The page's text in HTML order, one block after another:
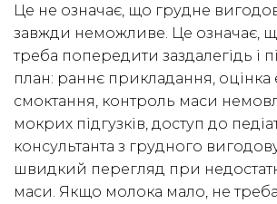
Це не означає, що грудне
завжди неможливе. Це означає,
треба попередити заздалегідь і
план: раннє прикладання, оцінка
смоктання, контроль маси
мокрих підгузків, доступ до
консультанта з грудного
швидкий перегляд при
маси. Якщо молока мало, не